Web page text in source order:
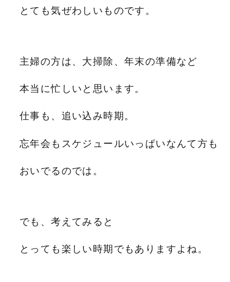
とても気ぜわしいものです。
主婦の方は、大掃除、年末の準備など
本当に忙しいと思います。
仕事も、追い込み時期。
忘年会もスケジュールいっぱいなんて方も
おいでるのでは。
でも、考えてみると
とっても楽しい時期でもありますよね。